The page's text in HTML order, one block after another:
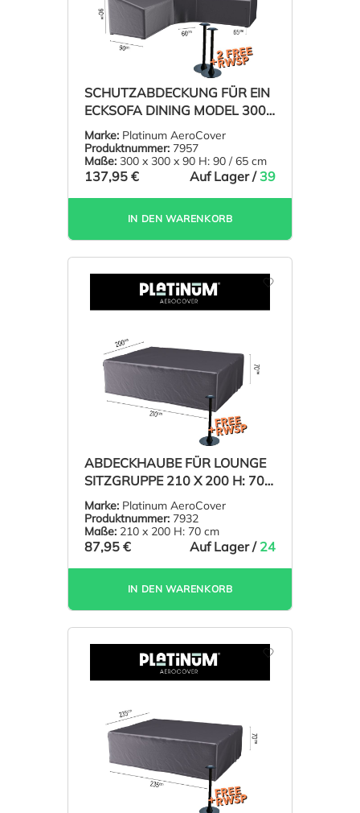
SCHUTZABDECKUNG FÜR EIN
ECKSOFA DINING MODEL 300
X 300 H: 90/65 CM
Marke: Platinum AeroCover
Produktnummer: 7957
Maße: 300 x 300 x 90 H: 90 / 65 cm
137,95 € Auf Lager / 39
IN DEN WARENKORB
ABDECKHAUBE FÜR LOUNGE
SITZGRUPPE 210 X 200 H: 70
CM
Marke: Platinum AeroCover
Produktnummer: 7932
Maße: 210 x 200 H: 70 cm
87,95 € Auf Lager / 24
IN DEN WARENKORB